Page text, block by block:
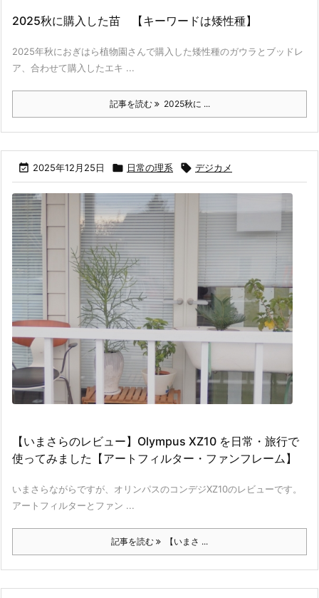
2025秋に購入した苗 【キーワードは矮性種】
2025年秋におぎはら植物園さんで購入した矮性種のガウラとブッドレ
ア、合わせて購入したエキ ...
記事を読む 2025秋に ...
 2025年12月25日  日常の理系  デジカメ
【いまさらのレビュー】Olympus XZ10 を日常・旅行で
使ってみました【アートフィルター・ファンフレーム】
いまさらながらですが、オリンパスのコンデジXZ10のレビューです。
アートフィルターとファン ...
記事を読む 【いまさ ...